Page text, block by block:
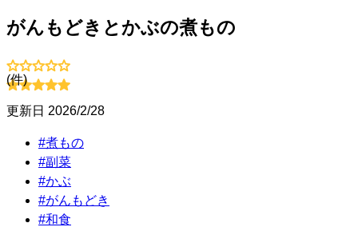
がんもどきとかぶの煮もの
(件)
更新日 2026/2/28
#煮もの
#副菜
#かぶ
#がんもどき
#和食